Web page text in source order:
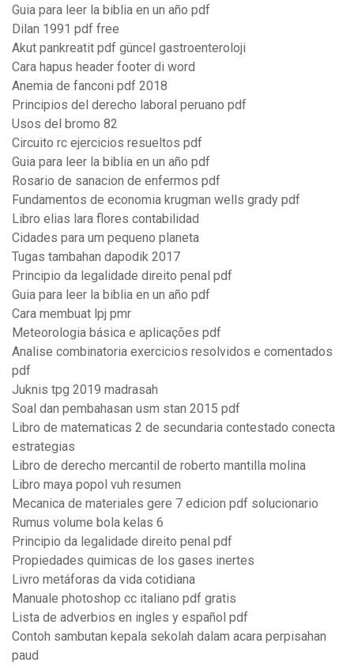
Guia para leer la biblia en un año pdf
Dilan 1991 pdf free
Akut pankreatit pdf güncel gastroenteroloji
Cara hapus header footer di word
Anemia de fanconi pdf 2018
Principios del derecho laboral peruano pdf
Usos del bromo 82
Circuito rc ejercicios resueltos pdf
Guia para leer la biblia en un año pdf
Rosario de sanacion de enfermos pdf
Fundamentos de economia krugman wells grady pdf
Libro elias lara flores contabilidad
Cidades para um pequeno planeta
Tugas tambahan dapodik 2017
Principio da legalidade direito penal pdf
Guia para leer la biblia en un año pdf
Cara membuat lpj pmr
Meteorologia básica e aplicações pdf
Analise combinatoria exercicios resolvidos e comentados
pdf
Juknis tpg 2019 madrasah
Soal dan pembahasan usm stan 2015 pdf
Libro de matematicas 2 de secundaria contestado conecta
estrategias
Libro de derecho mercantil de roberto mantilla molina
Libro maya popol vuh resumen
Mecanica de materiales gere 7 edicion pdf solucionario
Rumus volume bola kelas 6
Principio da legalidade direito penal pdf
Propiedades quimicas de los gases inertes
Livro metáforas da vida cotidiana
Manuale photoshop cc italiano pdf gratis
Lista de adverbios en ingles y español pdf
Contoh sambutan kepala sekolah dalam acara perpisahan
paud